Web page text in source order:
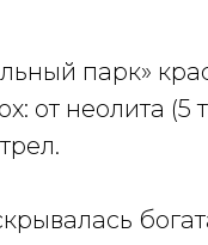
парк»
от неолита (5